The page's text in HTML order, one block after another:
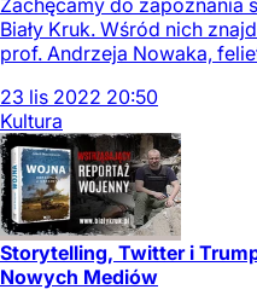
Zachęcamy do zapoznania
Biały Kruk. Wśród nich
prof. Andrzeja Nowaka,
23 lis 2022 20:50
Kultura
Storytelling, Twitter i
Nowych Mediów